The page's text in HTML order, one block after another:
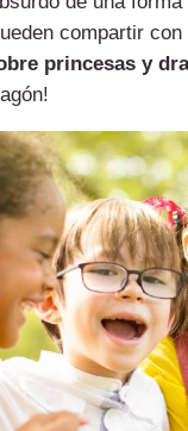
compartir
princesas y